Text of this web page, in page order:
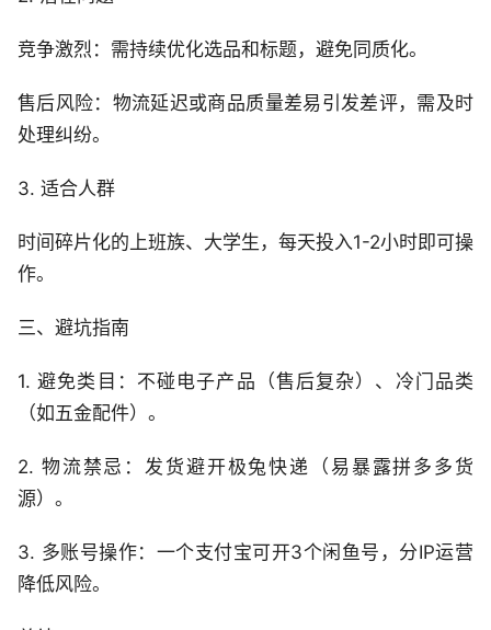
竞争激烈：需持续优化选品和标题，避免同质化。
售后风险：物流延迟或商品质量差易引发差评，需及时
处理纠纷。
3. 适合人群
时间碎片化的上班族、大学生，每天投入1-2小时即可操
作。
三、避坑指南
1. 避免类目：不碰电子产品（售后复杂）、冷门品类
（如五金配件）。
2. 物流禁忌：发货避开极兔快递（易暴露拼多多货
源）。
3. 多账号操作：一个支付宝可开3个闲鱼号，分IP运营
降低风险。